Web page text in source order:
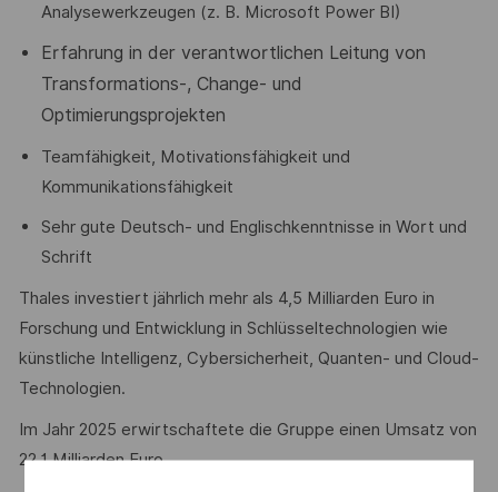
Analysewerkzeugen (z. B. Microsoft Power BI)
Erfahrung in der verantwortlichen Leitung von
Transformations-, Change- und
Optimierungsprojekten
Teamfähigkeit, Motivationsfähigkeit und
Kommunikationsfähigkeit
Sehr gute Deutsch- und Englischkenntnisse in Wort und
Schrift
Thales investiert jährlich mehr als 4,5 Milliarden Euro in
Forschung und Entwicklung in Schlüsseltechnologien wie
künstliche Intelligenz, Cybersicherheit, Quanten- und Cloud-
Technologien.
Im Jahr 2025 erwirtschaftete die Gruppe einen Umsatz von
22,1 Milliarden Euro.